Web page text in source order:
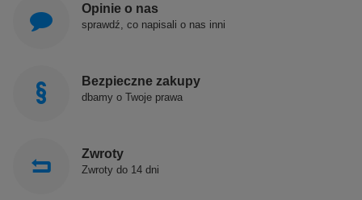
Opinie o nas
sprawdź, co napisali o nas inni
Bezpieczne zakupy
dbamy o Twoje prawa
Zwroty
Zwroty do 14 dni